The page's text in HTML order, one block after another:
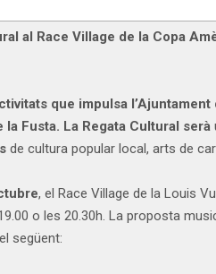
al Race Village de la Copa
que impulsa
Fusta. La Regata Cultural serà
de cultura popular local, arts de
, el Race Village de la Louis
o les 20.30h. La proposta
següent: